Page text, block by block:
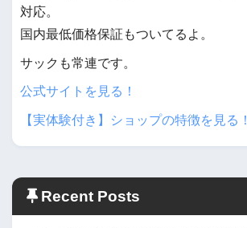
対応。
国内最低価格保証もついてるよ。
サックも常連です。
公式サイトを見る！
【実体験付き】ショップの特徴を見る！
Recent Posts